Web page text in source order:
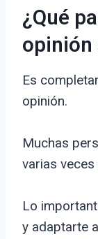
¿Qué
opinión
Es
opinión.
Muchas
varias
Lo
y adaptarte